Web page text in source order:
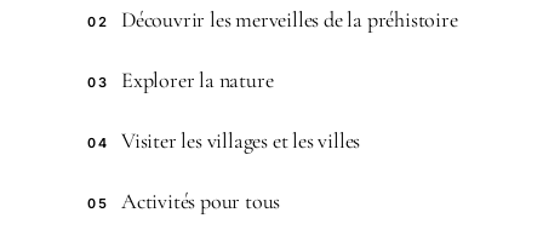
02 Découvrir les merveilles de la préhistoire
03 Explorer la nature
04 Visiter les villages et les villes
05 Activités pour tous